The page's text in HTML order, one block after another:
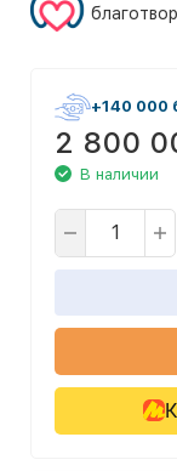
+140 000
2 800
В наличии